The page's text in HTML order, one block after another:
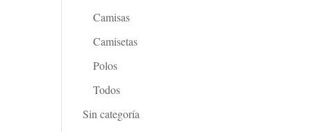
Camisas
Camisetas
Polos
Todos
Sin categoría